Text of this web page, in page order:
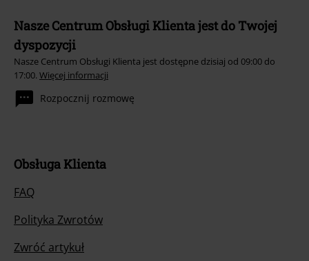
Nasze Centrum Obsługi Klienta jest do Twojej
dyspozycji
Nasze Centrum Obsługi Klienta jest dostępne dzisiaj od 09:00 do
17:00. Więcej informacji
Rozpocznij rozmowę
Obsługa Klienta
FAQ
Polityka Zwrotów
Zwróć artykuł